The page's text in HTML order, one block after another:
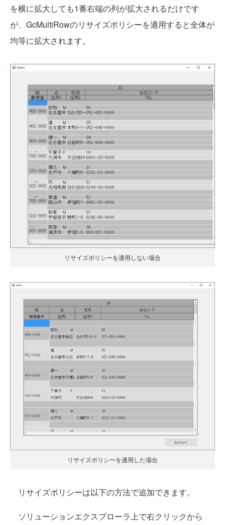
を横に拡大しても1番右端の列が拡大されるだけです
が、GcMultiRowのリサイズポリシーを適用すると全体が
均等に拡大されます。
リサイズポリシーを適用しない場合
リサイズポリシーを適用した場合
リサイズポリシーは以下の方法で追加できます。
ソリューションエクスプローラ上で右クリックから